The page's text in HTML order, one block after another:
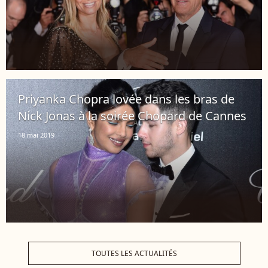
Priyanka Chopra lovée dans les bras de
Nick Jonas à la soirée Chopard de Cannes
18 mai 2019
TOUTES LES ACTUALITÉS